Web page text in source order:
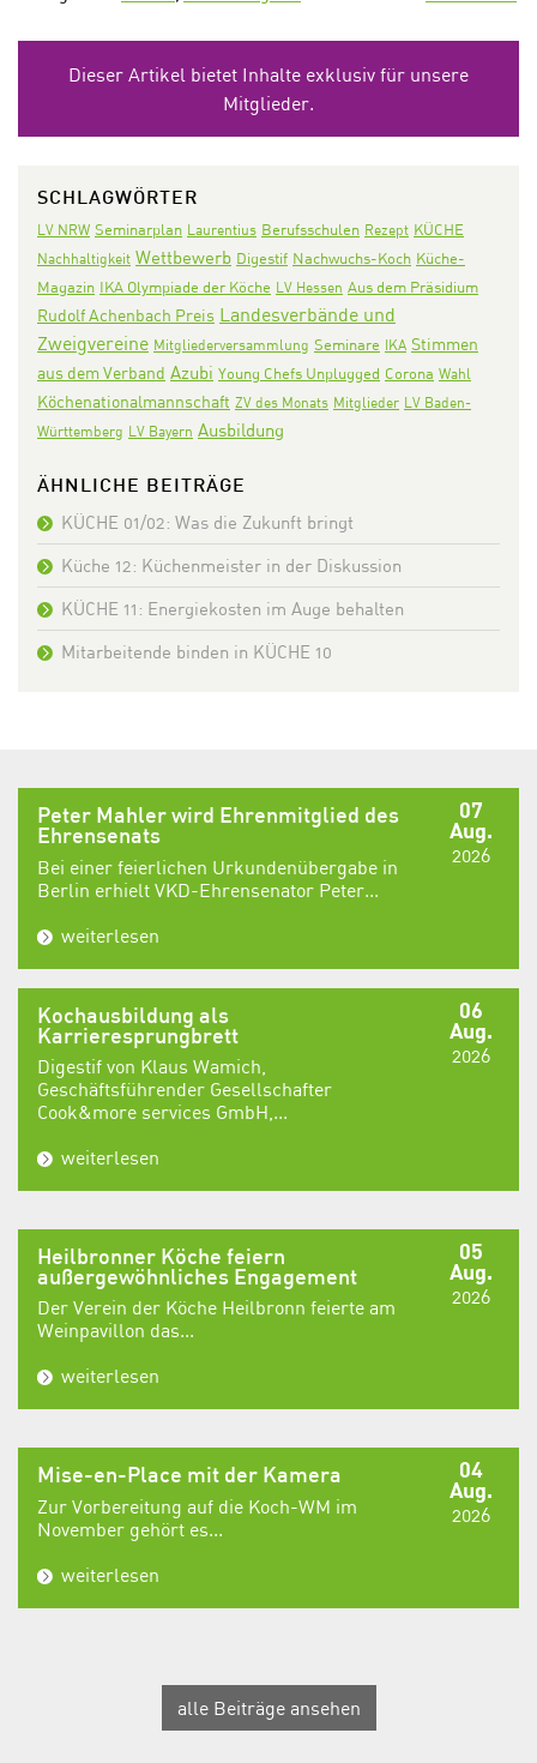
Dieser Artikel bietet Inhalte exklusiv für unsere
Mitglieder.
SCHLAGWÖRTER
LV NRW Seminarplan Laurentius Berufsschulen Rezept KÜCHE
Nachhaltigkeit Wettbewerb Digestif Nachwuchs-Koch Küche-
Magazin IKA Olympiade der Köche LV Hessen Aus dem Präsidium
Rudolf Achenbach Preis Landesverbände und
Zweigvereine Mitgliederversammlung Seminare IKA Stimmen
aus dem Verband Azubi Young Chefs Unplugged Corona Wahl
Köchenationalmannschaft ZV des Monats Mitglieder LV Baden-
Württemberg LV Bayern Ausbildung
ÄHNLICHE BEITRÄGE
KÜCHE 01/02: Was die Zukunft bringt
Küche 12: Küchenmeister in der Diskussion
KÜCHE 11: Energiekosten im Auge behalten
Mitarbeitende binden in KÜCHE 10
07
Aug.
2026
Peter Mahler wird Ehrenmitglied des
Ehrensenats
Bei einer feierlichen Urkundenübergabe in
Berlin erhielt VKD-Ehrensenator Peter...
weiterlesen
06
Aug.
2026
Kochausbildung als
Karrieresprungbrett
Digestif von Klaus Wamich,
Geschäftsführender Gesellschafter
Cook&more services GmbH,...
weiterlesen
05
Aug.
2026
Heilbronner Köche feiern
außergewöhnliches Engagement
Der Verein der Köche Heilbronn feierte am
Weinpavillon das...
weiterlesen
04
Aug.
2026
Mise-en-Place mit der Kamera
Zur Vorbereitung auf die Koch-WM im
November gehört es...
weiterlesen
alle Beiträge ansehen